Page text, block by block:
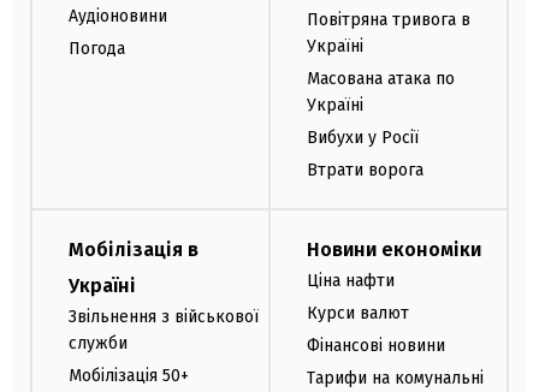
Аудіоновини
Погода
Повітряна тривога в
Україні
Масована атака по
Україні
Вибухи у Росії
Втрати ворога
Мобілізація в
Україні
Звільнення з військової
служби
Мобілізація 50+
Новини економіки
Ціна нафти
Курси валют
Фінансові новини
Тарифи на комунальні